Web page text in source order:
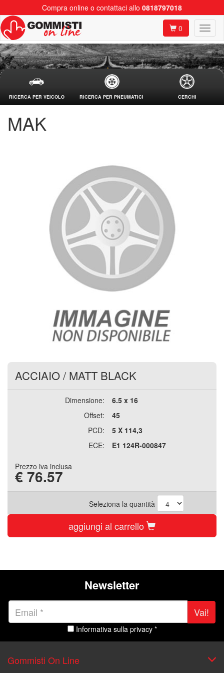
Compra online o contattaci allo 0818797018
0
RICERCA PER VEICOLO RICERCA PER PNEUMATICI CERCHI
MAK
ACCIAIO/ MATT BLACK
Dimensione:
6.5 x 16
Offset:
45
PCD:
5 X 114,3
ECE:
E1 124R-000847
Prezzo iva inclusa
€ 76.57
Seleziona la quantità
aggiungi al carrello
Newsletter
Vai!
Informativa sulla privacy *
Gommisti On Line